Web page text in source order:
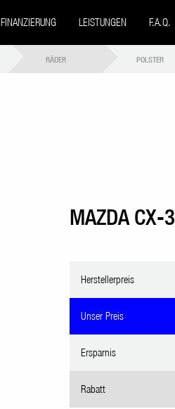
FINANZIERUNG LEISTUNGEN F.A.Q.
RÄDER POLSTER
MAZDA CX-3
Herstellerpreis
Unser Preis
Ersparnis
Rabatt